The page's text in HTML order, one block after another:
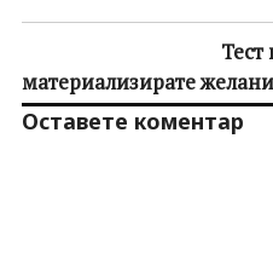
Тест
материализирате
Оставете коментар